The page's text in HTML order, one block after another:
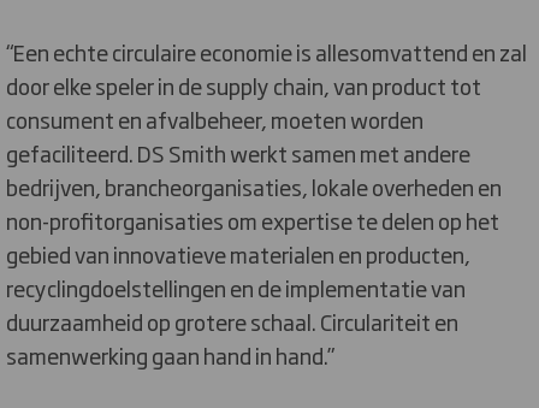
“Een echte circulaire economie is allesomvattend en zal
door elke speler in de supply chain, van product tot
consument en afvalbeheer, moeten worden
gefaciliteerd. DS Smith werkt samen met andere
bedrijven, brancheorganisaties, lokale overheden en
non-profitorganisaties om expertise te delen op het
gebied van innovatieve materialen en producten,
recyclingdoelstellingen en de implementatie van
duurzaamheid op grotere schaal. Circulariteit en
samenwerking gaan hand in hand.”